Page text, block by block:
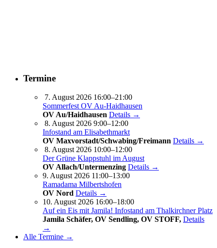
Termine
7. August 2026 16:00–21:00
Sommerfest OV Au-Haidhausen
OV Au/Haidhausen Details →
8. August 2026 9:00–12:00
Infostand am Elisabethmarkt
OV Maxvorstadt/Schwabing/Freimann Details →
8. August 2026 10:00–12:00
Der Grüne Klappstuhl im August
OV Allach/Untermenzing Details →
9. August 2026 11:00–13:00
Ramadama Milbertshofen
OV Nord Details →
10. August 2026 16:00–18:00
Auf ein Eis mit Jamila! Infostand am Thalkirchner Platz
Jamila Schäfer, OV Sendling, OV STOFF, Details
→
Alle Termine →